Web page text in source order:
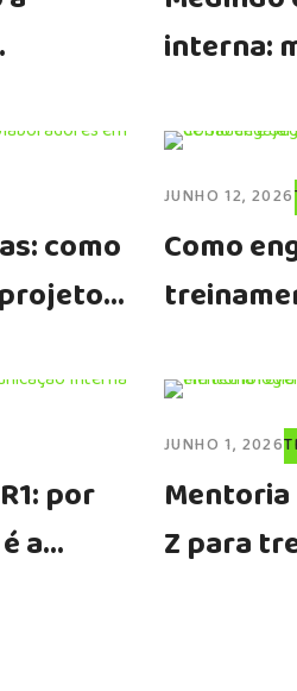
interna:
como
JUNHO 12, 2026
Como
por
a
JUNHO 1, 2026
Z para